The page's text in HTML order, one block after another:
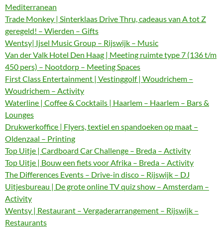
Mediterranean
Trade Monkey | Sinterklaas Drive Thru, cadeaus van A tot Z
geregeld! – Wierden – Gifts
Wentsy| Ijsel Music Group – Rijswijk – Music
Van der Valk Hotel Den Haag | Meeting ruimte type 7 (136 t/m
450 pers) – Nootdorp – Meeting Spaces
First Class Entertainment | Vestinggolf | Woudrichem –
Woudrichem – Activity
Waterline | Coffee & Cocktails | Haarlem – Haarlem – Bars &
Lounges
Drukwerkoffice | Flyers, textiel en spandoeken op maat –
Oldenzaal – Printing
Top Uitje | Cardboard Car Challenge – Breda – Activity
Top Uitje | Bouw een fiets voor Afrika – Breda – Activity
The Differences Events – Drive-in disco – Rijswijk – DJ
Uitjesbureau | De grote online TV quiz show – Amsterdam –
Activity
Wentsy | Restaurant – Vergaderarrangement – Rijswijk –
Restaurants